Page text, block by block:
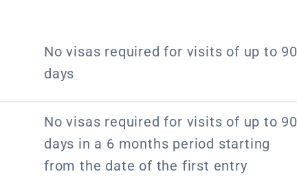
No visas required for visits of up to 90
days
No visas required for visits of up to 90
days in a 6 months period starting
from the date of the first entry